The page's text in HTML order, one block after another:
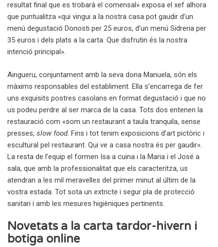
resultat final que es trobarà el comensal» exposa el xef alhora
que puntualitza «qui vingui a la nostra casa pot gaudir d’un
menú degustació Donosti per 25 euros, d’un menú Sidreria per
35 euros i dels plats a la carta. Que disfrutin és la nostra
intenció principal».
Aingueru, conjuntament amb la seva dona Manuela, són els
màxims responsables del establiment. Ella s’encarrega de fer
uns exquisits postres casolans en format degustació i que no
us podeu perdre al ser marca de la casa. Tots dos entenen la
restauració com «som un restaurant a taula tranquila, sense
presses, slow food. Fins i tot tenim exposicions d’art pictòric i
escultural pel restaurant. Qui ve a casa nostra és per gaudir».
La resta de l’equip el formen Isa a cuina i la Maria i el José a
sala, que amb la professionalitat que els caracteritza, us
atendran a les mil meravelles del primer minut al últim de la
vostra estada. Tot sota un extricte i segur pla de protecció
sanitari i amb les mesures higièniques pertinents.
Novetats a la carta tardor-hivern i
botiga online